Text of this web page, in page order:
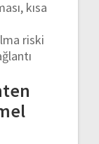
kısa
riski